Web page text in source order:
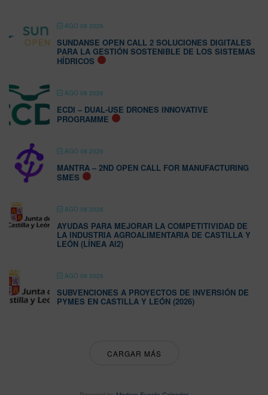
AGO 08 2026
SUNDANSE OPEN CALL 2 SOLUCIONES DIGITALES
PARA LA GESTIÓN SOSTENIBLE DE LOS SISTEMAS
HÍDRICOS
AGO 08 2026
ECDI – DUAL-USE DRONES INNOVATIVE
PROGRAMME
AGO 08 2026
MANTRA – 2ND OPEN CALL FOR MANUFACTURING
SMES
AGO 08 2026
AYUDAS PARA MEJORAR LA COMPETITIVIDAD DE
LA INDUSTRIA AGROALIMENTARIA DE CASTILLA Y
LEÓN (LÍNEA AI2)
AGO 09 2026
SUBVENCIONES A PROYECTOS DE INVERSIÓN DE
PYMES EN CASTILLA Y LEÓN (2026)
CARGAR MÁS